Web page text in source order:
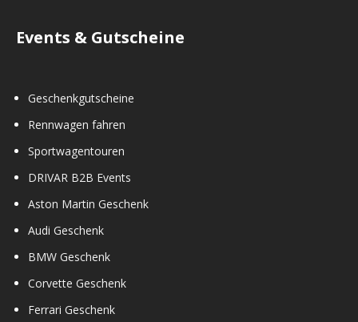
Events & Gutscheine
Geschenkgutscheine
Rennwagen fahren
Sportwagentouren
DRIVAR B2B Events
Aston Martin Geschenk
Audi Geschenk
BMW Geschenk
Corvette Geschenk
Ferrari Geschenk